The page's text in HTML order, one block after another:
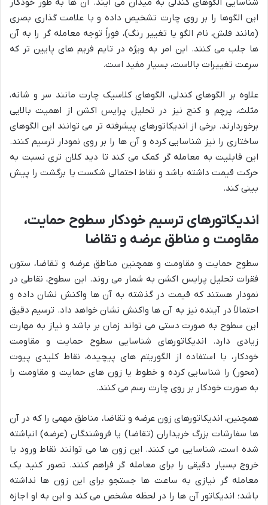
این الگوها را بر روی چارت تشخیص داده و با علامت گذاری بصری
(مانند فلش، نام الگو یا تغییر رنگ)، فوراً توجه معامله گر را به آن
ها جلب می کنند. این امر به ویژه در تایم فریم های پایین تر که
سرعت تغییرات بالاست، بسیار مفید است.
علاوه بر الگوهای کندلی، الگوهای کلاسیک چارت مانند سر و شانه،
مثلث، پرچم و کنج نیز در تحلیل پرایس اکشن از اهمیت بالایی
برخوردارند. برخی از اندیکاتورهای پیشرفته تر می توانند این الگوهای
ساختاری را نیز شناسایی کرده و آن ها را بر روی نمودار ترسیم کنند.
این قابلیت به معامله گر کمک می کند تا دید کلان تری نسبت به
حرکت قیمت داشته باشد و نقاط احتمالی شکست یا برگشت را پیش
بینی کند.
اندیکاتورهای ترسیم خودکار سطوح حمایت،
مقاومت و مناطق عرضه و تقاضا
سطوح حمایت و مقاومت و همچنین مناطق عرضه و تقاضا، ستون
فقرات تحلیل پرایس اکشن به شمار می روند. این سطوح، نقاطی در
نمودار هستند که قیمت در گذشته به آن ها واکنش نشان داده و
احتمالاً در آینده نیز به آن ها واکنش نشان خواهد داد. ترسیم دقیق
این سطوح به صورت دستی می تواند زمان بر باشد و نیاز به مهارت
زیادی دارد. اندیکاتورهای شناسایی سطوح حمایت و مقاومت
خودکار، با استفاده از الگوریتم های پیچیده، نقاط کلیدی پیوت
(محور) را شناسایی کرده و خطوط یا زون های حمایت و مقاومت را
به صورت خودکار بر روی چارت رسم می کنند.
همچنین، اندیکاتورهای زون عرضه و تقاضا، مناطق مهمی را که در آن
ها سفارشات بزرگ خریداران (تقاضا) یا فروشندگان (عرضه) انباشته
شده است، شناسایی می کنند. این زون ها می توانند نقاط ورود یا
خروج بسیار دقیقی را برای معامله گر فراهم کنند. تصور کنید یک
معامله گر نیازی به ساعت ها جستجو برای این زون ها نداشته
باشد؛ اندیکاتور آن ها را در لحظه مشخص می کند و این به او اجازه